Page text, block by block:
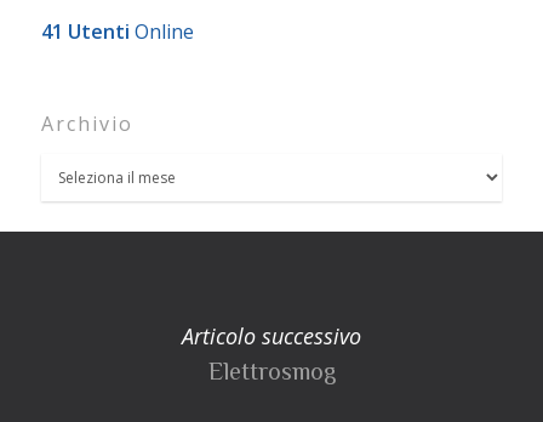
41 Utenti Online
Archivio
Articolo successivo
Elettrosmog